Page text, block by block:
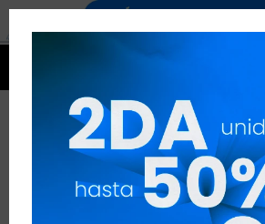
ACCESORIOS
ACCESORIOS DEPORTIVOS VEGANO:NO